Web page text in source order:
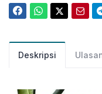
Deskripsi